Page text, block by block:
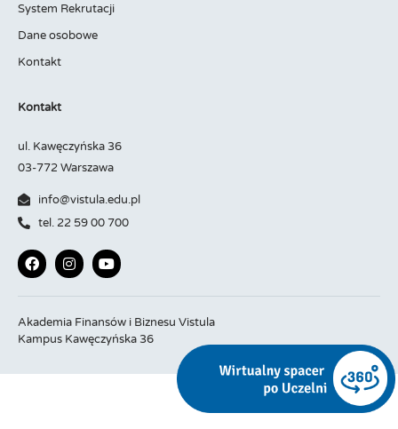
System Rekrutacji
Dane osobowe
Kontakt
Kontakt
ul. Kawęczyńska 36
03-772 Warszawa
info@vistula.edu.pl
tel. 22 59 00 700
Akademia Finansów i Biznesu Vistula
Kampus Kawęczyńska 36